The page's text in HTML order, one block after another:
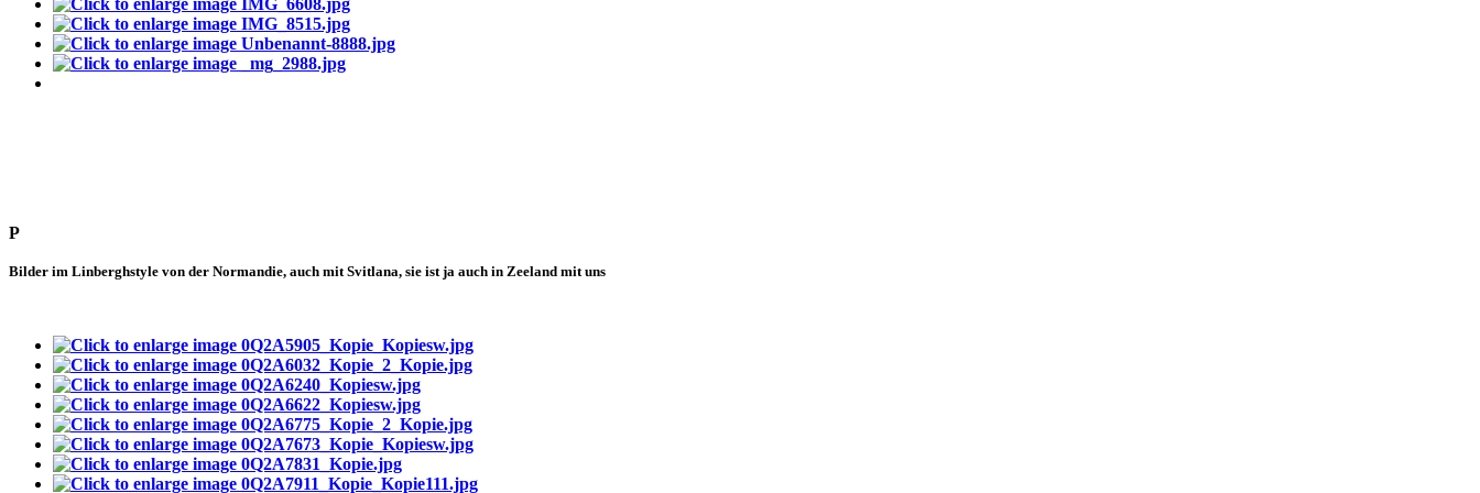
P
Bilder im Linberghstyle von der Normandie, auch mit Svitlana, sie ist ja auch in Zeeland mit uns